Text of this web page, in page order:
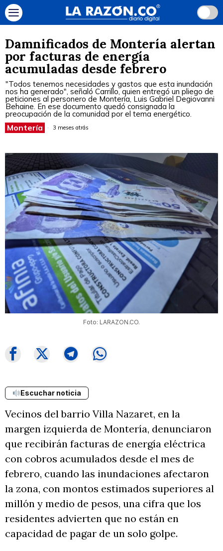
Damnificados de Montería alertan
por facturas de energía
acumuladas desde febrero
"Todos tenemos necesidades y gastos que esta inundación
nos ha generado", señaló Carrillo, quien entregó un pliego de
peticiones al personero de Montería, Luis Gabriel Degiovanni
Behaine. En ese documento quedó consignada la
preocupación de la comunidad por el tema energético.
Montería 3 meses atrás
Foto: LARAZON.CO.
Escuchar noticia
Vecinos del barrio Villa Nazaret, en la
margen izquierda de Montería, denunciaron
que recibirán facturas de energía eléctrica
con cobros acumulados desde el mes de
febrero, cuando las inundaciones afectaron
la zona, con montos estimados superiores al
millón y medio de pesos, una cifra que los
residentes advierten que no están en
capacidad de pagar de un solo golpe.